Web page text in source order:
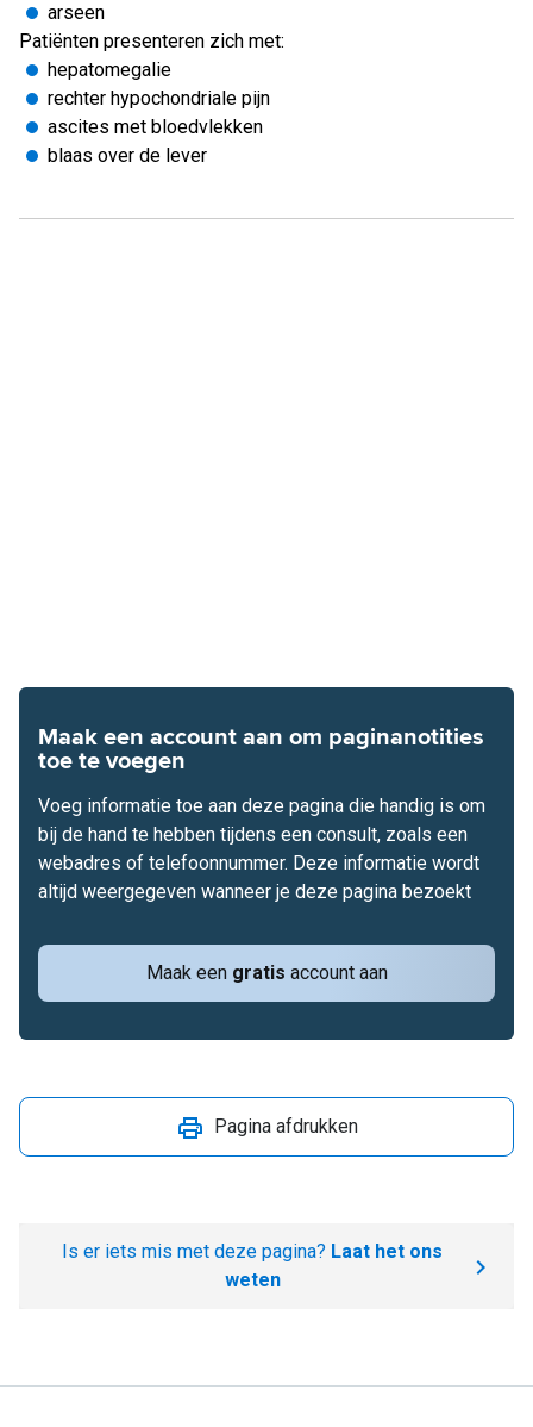
arseen
Patiënten presenteren zich met:
hepatomegalie
rechter hypochondriale pijn
ascites met bloedvlekken
blaas over de lever
Maak een account aan om paginanotities
toe te voegen
Maak een gratis account aan
Voeg informatie toe aan deze pagina die handig is om
bij de hand te hebben tijdens een consult, zoals een
webadres of telefoonnummer. Deze informatie wordt
altijd weergegeven wanneer je deze pagina bezoekt
Pagina afdrukken
Is er iets mis met deze pagina? Laat het ons
weten